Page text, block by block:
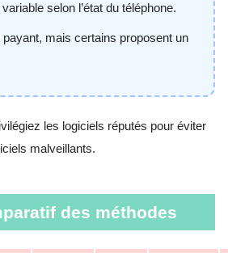
selon l’état du téléphone.
payant, mais certains proposent un
les logiciels réputés pour éviter
malveillants.
des méthodes